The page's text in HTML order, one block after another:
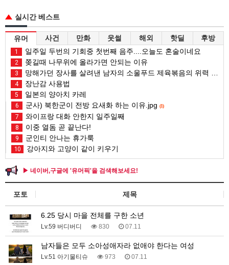
실시간 베스트
유머 사건 만화 웃썰 해외 핫딜 후방
1 일주일 두번의 기회중 첫번째 음주....오늘도 혼술이네요
2 쫒길때 나무위에 올라가면 안되는 이유
3 망해가던 장사를 살려낸 남자의 소울푸드 제육볶음의 위력 ㅋㅋ
4 장난감 사용법
5 일본의 양아치 카레
6 군사) 북한군이 전방 요새화 하는 이유.jpg (1)
7 와이프랑 대화 안한지 일주일째
8 이중 열돔 곧 끝난다!
9 군인티 안나는 휴가룩
10 강아지와 고양이 같이 키우기
▶ 네이버,구글에 '유머픽'을 검색해보세요!
포토 제목
6.25 당시 마을 전체를 구한 소년
Lv.59 버디버디 830 07.11
남자들은 모두 소아성애자라 없애야 한다는 여성
Lv.51 아기물티슈 973 07.11